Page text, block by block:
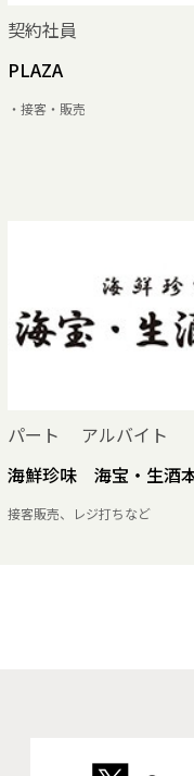
契約社員
PLAZA
・接客・販売
パート アルバイト
海鮮珍味 海宝・生酒
接客販売、レジ打ちなど